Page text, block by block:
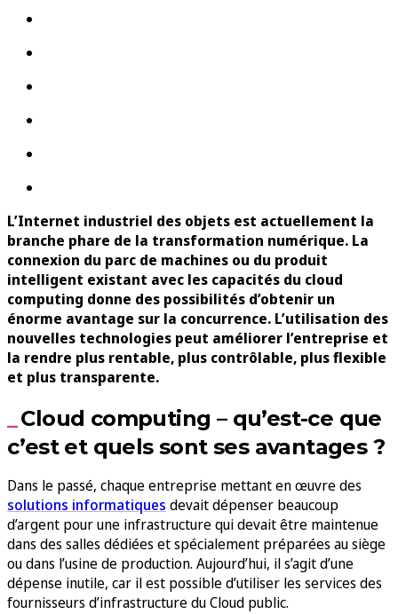
L’Internet industriel des objets est actuellement la
branche phare de la transformation numérique. La
connexion du parc de machines ou du produit
intelligent existant avec les capacités du cloud
computing donne des possibilités d’obtenir un
énorme avantage sur la concurrence. L’utilisation des
nouvelles technologies peut améliorer l’entreprise et
la rendre plus rentable, plus contrôlable, plus flexible
et plus transparente.
Cloud computing – qu’est-ce que
c’est et quels sont ses avantages ?
Dans le passé, chaque entreprise mettant en œuvre des
solutions informatiques devait dépenser beaucoup
d’argent pour une infrastructure qui devait être maintenue
dans des salles dédiées et spécialement préparées au siège
ou dans l’usine de production. Aujourd’hui, il s’agit d’une
dépense inutile, car il est possible d’utiliser les services des
fournisseurs d’infrastructure du Cloud public.